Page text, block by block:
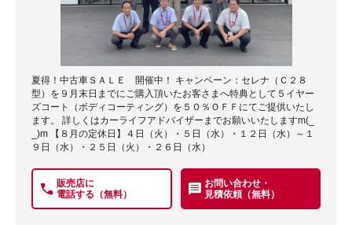
夏得！中古車ＳＡＬＥ 開催中！ キャンペーン：セレナ（Ｃ２８
型）を９月末日までにご購入頂いたお客さまへ特典として５イヤー
ズコート（ボディコーティング）を５０％ＯＦＦにてご提供いたし
ます。 詳しくはカーライフアドバイザーまでお願いいたしますm(_
_)m 【８月の定休日】４日（火）・５日（水）・１２日（水）～１
９日（水）・２５日（火）・２６日（水）
販売店に
電話する（無料）
お問い合わせ・
見積依頼（無料）